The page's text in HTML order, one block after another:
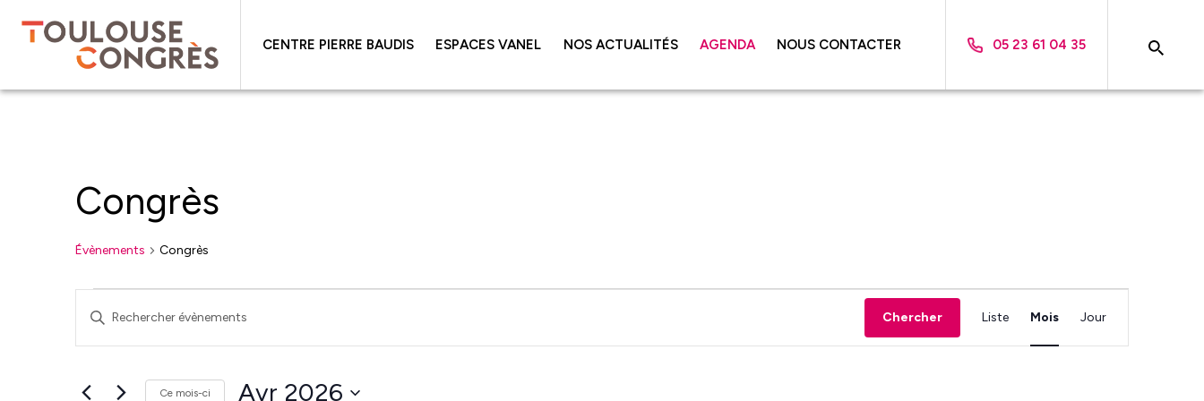
CENTRE PIERRE BAUDIS ESPACES VANEL NOS ACTUALITÉS AGENDA NOUS CONTACTER 05 23 61 04 35
Congrès
Évènements Congrès
Évènements
Recherche
et
Saisir
Rechercher
Chercher
de
vues
Liste Mois Jour
Ce mois-ci Avr 2026